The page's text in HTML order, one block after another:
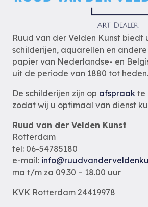
Ruud van der Velden Kunst biedt
schilderijen, aquarellen en
papier van Nederlandse- en
uit de periode van 1880 tot heden.
De schilderijen zijn op afspraak te
zodat wij u optimaal van dienst
Ruud van der Velden Kunst
Rotterdam
tel: 06-54785180
e-mail:
ma t/m za 09.30 – 18.00 uur
KVK Rotterdam 24419978